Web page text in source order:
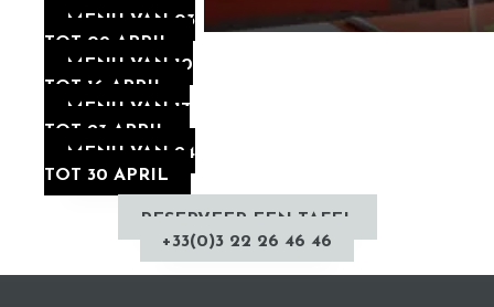
MENU VAN 03
TOT 09 APRIL
MENU VAN 10
TOT 16 APRIL
MENU VAN 17
TOT 23 APRIL
MENU VAN 24
TOT 30 APRIL
RESERVEER EEN TAFEL
+33(0)3 22 26 46 46